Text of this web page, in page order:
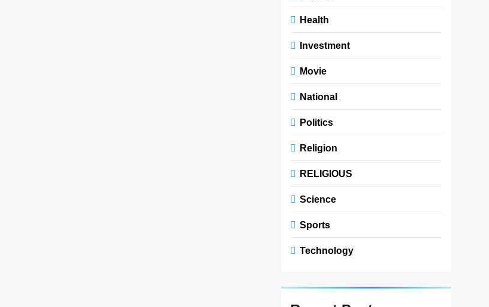
Health
Investment
Movie
National
Politics
Religion
RELIGIOUS
Science
Sports
Technology